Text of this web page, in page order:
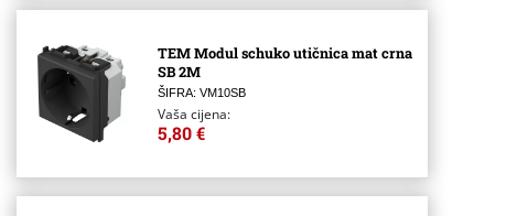
TEM Modul schuko utičnica mat crna
SB 2M
ŠIFRA: VM10SB
Vaša cijena:
5,80 €